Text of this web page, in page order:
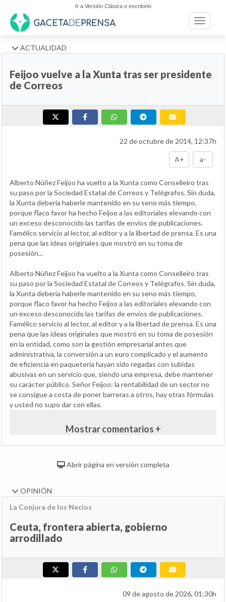
Ir a Versión Clásica o escritorio
Toggle
ACTUALIDAD
Feijoo vuelve a la Xunta tras ser presidente
de Correos
22 de octubre de 2014, 12:37h
A+ a-
Alberto Núñez Feijoo ha vuelto a la Xunta como Conselleiro tras
su paso por la Sociedad Estatal de Correos y Telégrafos. Sin duda,
la Xunta debería haberle mantenido en su seno más tiempo,
porque flaco favor ha hecho Feijoo a las editoriales elevando con
un exceso desconocido las tarifas de envíos de publicaciones.
Famélico servicio al lector, al editor y a la libertad de prensa. Es una
pena que las ideas originales que mostró en su toma de
posesión...
Alberto Núñez Feijoo ha vuelto a la Xunta como Conselleiro tras
su paso por la Sociedad Estatal de Correos y Telégrafos. Sin duda,
la Xunta debería haberle mantenido en su seno más tiempo,
porque flaco favor ha hecho Feijoo a las editoriales elevando con
un exceso desconocido las tarifas de envíos de publicaciones.
Famélico servicio al lector, al editor y a la libertad de prensa. Es una
pena que las ideas originales que mostró en su toma de posesión
en la entidad, como son la gestión empresarial antes que
administrativa, la conversión a un euro complicado y el aumento
de eficiencia en paquetería hayan sido regadas con subidas
abusivas en un servicio que, siendo una empresa, debe mantener
su carácter público. Señor Feijoo: la rentabilidad de un sector no
se consigue a costa de poner barreras a otros, hay otras fórmulas
y usted no supo dar con ellas.
Mostrar comentarios +
Abrir página en versión completa
OPINIÓN
La Conjura de los Necios
Ceuta, frontera abierta, gobierno
arrodillado
09 de agosto de 2026, 01:30h